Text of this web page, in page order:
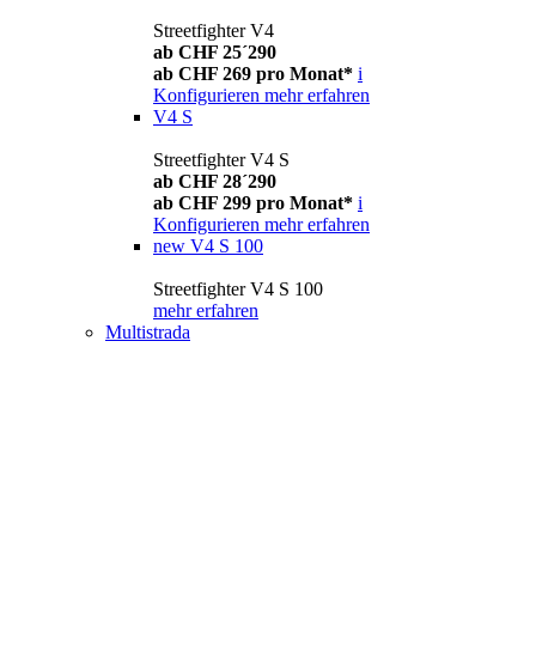
Streetfighter V4
ab CHF 25´290
ab CHF 269 pro Monat* i
Konfigurieren mehr erfahren
V4 S
Streetfighter V4 S
ab CHF 28´290
ab CHF 299 pro Monat* i
Konfigurieren mehr erfahren
new V4 S 100
Streetfighter V4 S 100
mehr erfahren
Multistrada